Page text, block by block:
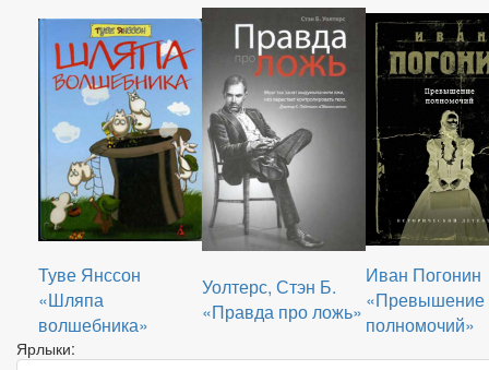
Туве Янссон
«Шляпа
волшебника»
Уолтерс, Стэн Б.
«Правда про ложь»
Иван Погонин
«Превышение
полномочий»
Ярлыки: